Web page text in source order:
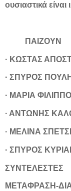
ουσιαστικά
ΠΑΙΖΟΥΝ
· ΚΩΣΤΑΣ
· ΣΠΥΡΟΣ
· ΜΑΡΙΑ
· ΑΝΤΩΝΗΣ
· ΜΕΛΙΝΑ
· ΣΠΥΡΟΣ
ΣΥΝΤΕΛΕΣΤΕΣ
ΜΕΤΑΦΡΑΣΗ-